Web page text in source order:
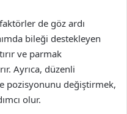
de göz ardı
bileği destekleyen
ve parmak
Ayrıca, düzenli
pozisyonunu değiştirmek,
olur.